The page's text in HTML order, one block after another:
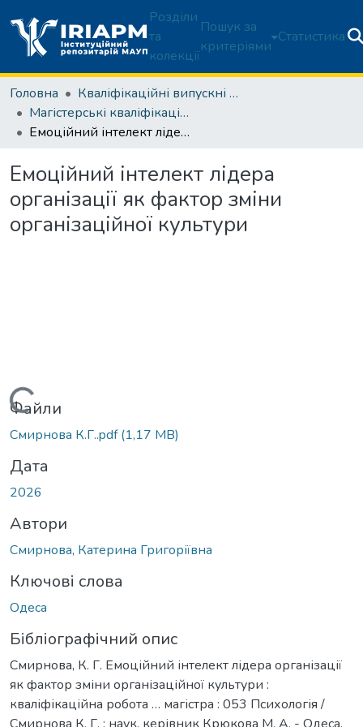
Розділи
та
колекції
Пошук за
критеріями
Статистика
Головна
Кваліфікаційні випускні роботи здобувачів вищої освіти
Магістерські кваліфікаційні роботи
Емоційний інтелект лідера організації як фактор зміни організаційної культури
Емоційний інтелект лідера
організації як фактор зміни
організаційної культури
Вантажиться...
Файли
Смирнова К.Г..pdf(1,17 MB)
Дата
2026
Автори
Смирнова, Катерина Григоріївна
Ключові слова
Одеса
Бібліографічний опис
Смирнова, К. Г. Емоційний інтелект лідера організації
як фактор зміни організаційної культури :
кваліфікаційна робота … магістра : 053 Психологія /